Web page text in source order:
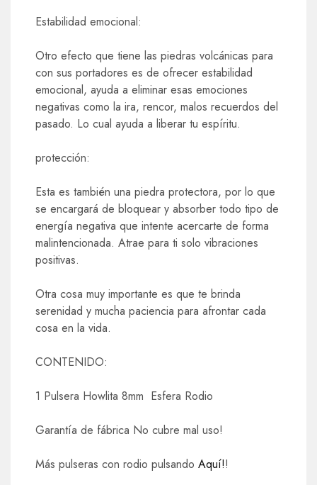
Estabilidad emocional:
Otro efecto que tiene las piedras volcánicas para
con sus portadores es de ofrecer estabilidad
emocional, ayuda a eliminar esas emociones
negativas como la ira, rencor, malos recuerdos del
pasado. Lo cual ayuda a liberar tu espíritu.
protección:
Esta es también una piedra protectora, por lo que
se encargará de bloquear y absorber todo tipo de
energía negativa que intente acercarte de forma
malintencionada. Atrae para ti solo vibraciones
positivas.
Otra cosa muy importante es que te brinda
serenidad y mucha paciencia para afrontar cada
cosa en la vida.
CONTENIDO:
1 Pulsera Howlita 8mm Esfera Rodio
Garantía de fábrica No cubre mal uso!
Más pulseras con rodio pulsando Aquí!!